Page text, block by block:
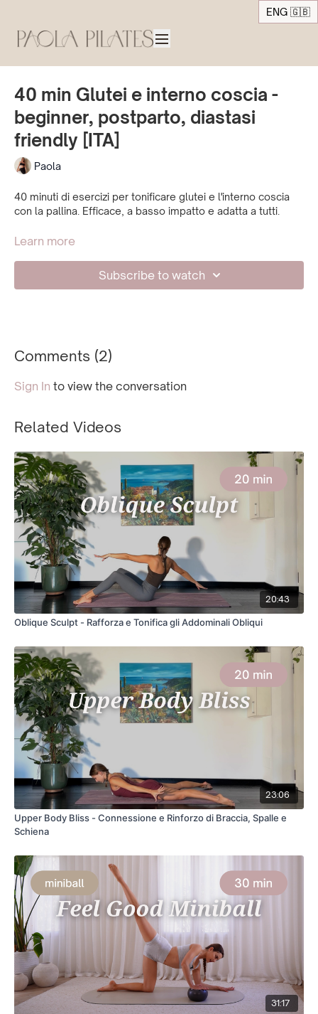
ENG 🇬🇧
40 min Glutei e interno coscia -
beginner, postparto, diastasi
friendly [ITA]
Paola
40 minuti di esercizi per tonificare glutei e l'interno coscia
con la pallina. Efficace, a basso impatto e adatta a tutti.
*Questa lezione è diastasi e postpartum friendly, ma è
richiedere il parere del proprio dottore, in quanto
Learn more
Subscribe to watch
Comments (2)
Sign In to view the conversation
Related Videos
20:43
Oblique Sculpt - Rafforza e Tonifica gli Addominali Obliqui
23:06
Upper Body Bliss - Connessione e Rinforzo di Braccia, Spalle e
Schiena
31:17